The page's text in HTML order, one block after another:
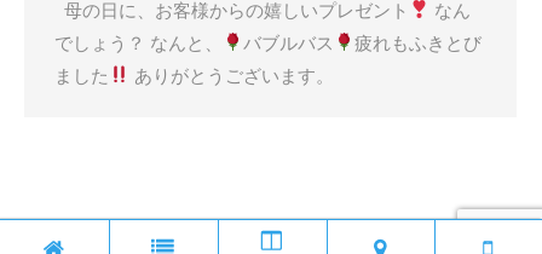
母の日に、お客様からの嬉しいプレゼント
なん
でしょう？ なんと、
バブルバス
疲れもふきとび
ました
ありがとうございます。
© ビジネスヴィレッヂ川崎